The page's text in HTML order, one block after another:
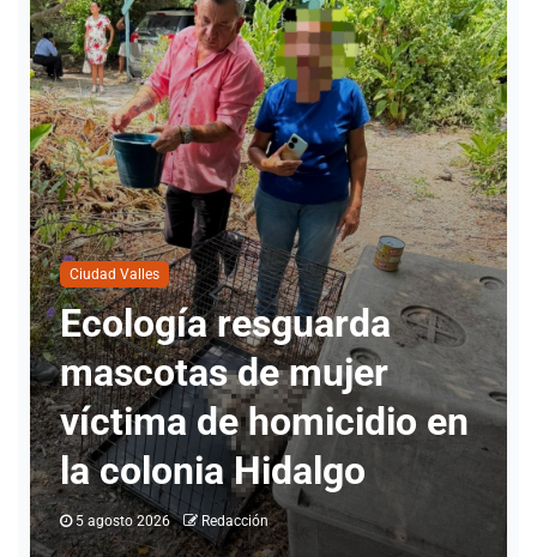
Ciudad Valles
Nueva directora del
INMUVI da inicio a
labores con atención a
ciudadanos y revisión de
programas
5 agosto 2026 Redacción